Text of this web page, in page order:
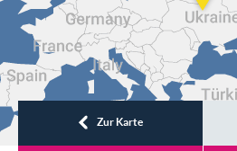
MENSCHEN
SERVICE
Zur Karte